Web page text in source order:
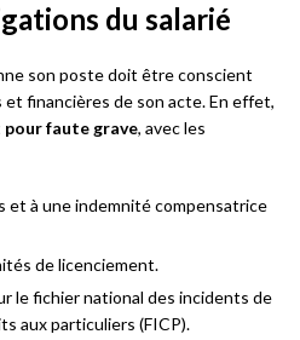
du salarié
son poste doit être conscient
financières de son acte. En effet,
pour faute grave, avec les
et à une indemnité compensatrice
de licenciement.
le fichier national des incidents de
aux particuliers (FICP).